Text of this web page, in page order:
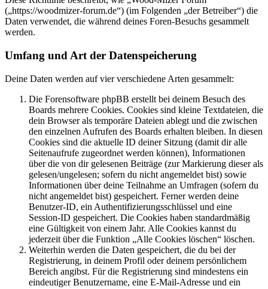
(„https://woodmizer-forum.de“) (im Folgenden „der Betreiber“) die
Daten verwendet, die während deines Foren-Besuchs gesammelt
werden.
Umfang und Art der Datenspeicherung
Deine Daten werden auf vier verschiedene Arten gesammelt:
Die Forensoftware phpBB erstellt bei deinem Besuch des
Boards mehrere Cookies. Cookies sind kleine Textdateien, die
dein Browser als temporäre Dateien ablegt und die zwischen
den einzelnen Aufrufen des Boards erhalten bleiben. In diesen
Cookies sind die aktuelle ID deiner Sitzung (damit dir alle
Seitenaufrufe zugeordnet werden können), Informationen
über die von dir gelesenen Beiträge (zur Markierung dieser als
gelesen/ungelesen; sofern du nicht angemeldet bist) sowie
Informationen über deine Teilnahme an Umfragen (sofern du
nicht angemeldet bist) gespeichert. Ferner werden deine
Benutzer-ID, ein Authentifizierungsschlüssel und eine
Session-ID gespeichert. Die Cookies haben standardmäßig
eine Gültigkeit von einem Jahr. Alle Cookies kannst du
jederzeit über die Funktion „Alle Cookies löschen“ löschen.
Weiterhin werden die Daten gespeichert, die du bei der
Registrierung, in deinem Profil oder deinem persönlichem
Bereich angibst. Für die Registrierung sind mindestens ein
eindeutiger Benutzername, eine E-Mail-Adresse und ein